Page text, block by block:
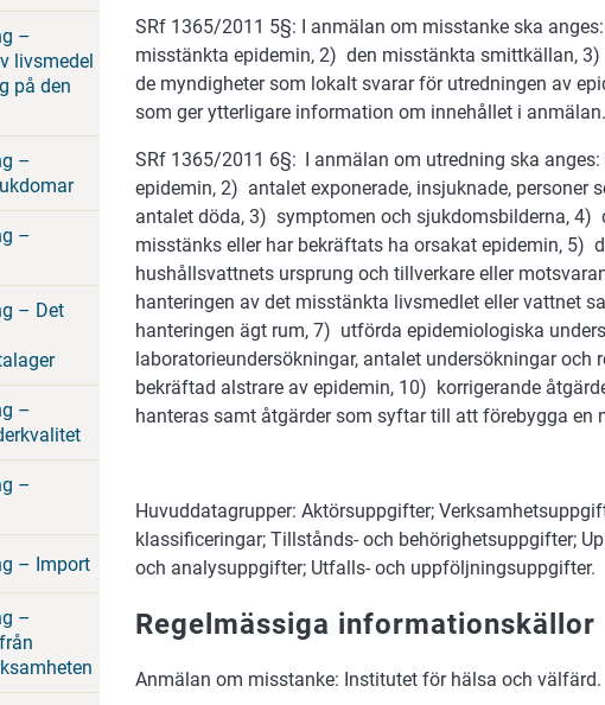
–
livsmedel
på den
–
–
– Det
–
–
– Import
–
SRf 1365/2011 5§: I anmälan om misstanke ska
misstänkta epidemin, 2) den misstänkta smittkällan,
de myndigheter som lokalt svarar för utredningen av
som ger ytterligare information om innehållet i anmälan.
SRf 1365/2011 6§: I anmälan om utredning ska
epidemin, 2) antalet exponerade, insjuknade, personer
antalet döda, 3) symptomen och sjukdomsbilderna, 4)
misstänks eller har bekräftats ha orsakat epidemin, 5)
hushållsvattnets ursprung och tillverkare eller
hanteringen av det misstänkta livsmedlet eller vattnet
hanteringen ägt rum, 7) utförda epidemiologiska
laboratorieundersökningar, antalet undersökningar
bekräftad alstrare av epidemin, 10) korrigerande
hanteras samt åtgärder som syftar till att förebygga en
Huvuddatagrupper: Aktörsuppgifter;
klassificeringar; Tillstånds- och behörighetsuppgifter;
och analysuppgifter; Utfalls- och uppföljningsuppgifter.
Regelmässiga informationskällor
Anmälan om misstanke: Institutet för hälsa och välfärd.